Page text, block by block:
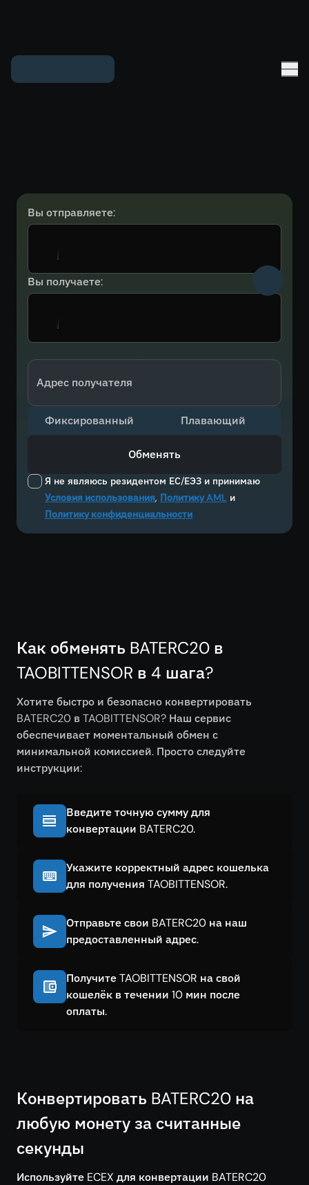
Вы отправляете:
Вы получаете:
Адрес получателя
Я не являюсь резидентом ЕС/ЕЭЗ и принимаю
Условия использования, Политику AML и
Политику конфиденциальности
Фиксированный Плавающий
Обменять
Как обменять BATERC20 в
TAOBITTENSOR в 4 шага?
Хотите быстро и безопасно конвертировать
BATERC20 в TAOBITTENSOR? Наш сервис
обеспечивает моментальный обмен с
минимальной комиссией. Просто следуйте
инструкции:
Введите точную сумму для
конвертации BATERC20.
Укажите корректный адрес кошелька
для получения TAOBITTENSOR.
Отправьте свои BATERC20 на наш
предоставленный адрес.
Получите TAOBITTENSOR на свой
кошелёк в течении 10 мин после
оплаты.
Конвертировать BATERC20 на
любую монету за считанные
секунды
Используйте ECEX для конвертации BATERC20